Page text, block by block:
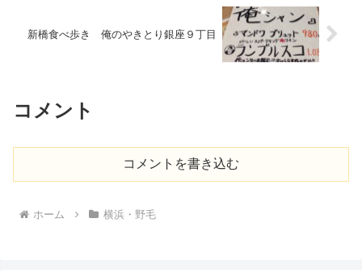
新橋食べ歩き 俺のやきとり銀座９丁目
コメント
コメントを書き込む
ホーム 横浜・野毛